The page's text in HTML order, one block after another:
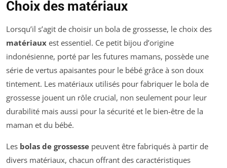
Choix des matériaux
Lorsqu’il s’agit de choisir un bola de grossesse, le choix des
matériaux est essentiel. Ce petit bijou d’origine
indonésienne, porté par les futures mamans, possède une
série de vertus apaisantes pour le bébé grâce à son doux
tintement. Les matériaux utilisés pour fabriquer le bola de
grossesse jouent un rôle crucial, non seulement pour leur
durabilité mais aussi pour la sécurité et le bien-être de la
maman et du bébé.
Les bolas de grossesse peuvent être fabriqués à partir de
divers matériaux, chacun offrant des caractéristiques